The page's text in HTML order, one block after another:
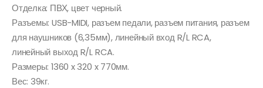
Отделка: ПВХ, цвет черный.
Разъемы: USB-MIDI, разъем педали, разъем питания, разъем
для наушников (6,35мм), линейный вход R/L RCA,
линейный выход R/L RCA.
Размеры: 1360 x 320 x 770мм.
Вес: 39кг.